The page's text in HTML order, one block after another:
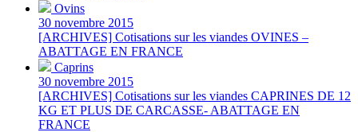
Ovins
30 novembre 2015
[ARCHIVES] Cotisations sur les viandes OVINES –
ABATTAGE EN FRANCE
Caprins
30 novembre 2015
[ARCHIVES] Cotisations sur les viandes CAPRINES DE 12
KG ET PLUS DE CARCASSE- ABATTAGE EN
FRANCE